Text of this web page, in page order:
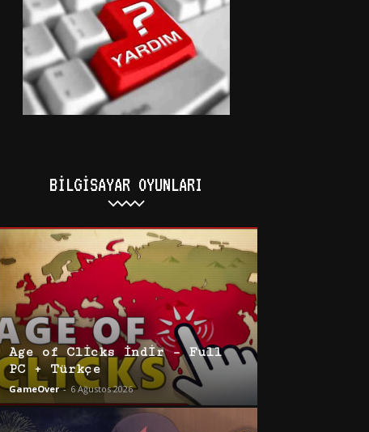
BILGISAYAR OYUNLARI
Age of Clicks İndir – Full
PC + Türkçe
GameOver - 6 Ağustos 2026